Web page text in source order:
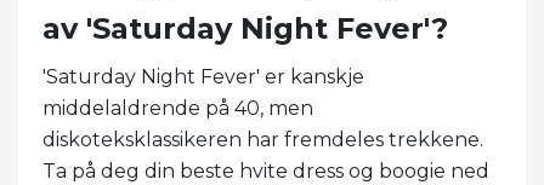
av 'Saturday Night Fever'?
'Saturday Night Fever' er kanskje
middelaldrende på 40, men
diskoteksklassikeren har fremdeles trekkene.
Ta på deg din beste hvite dress og boogie ned